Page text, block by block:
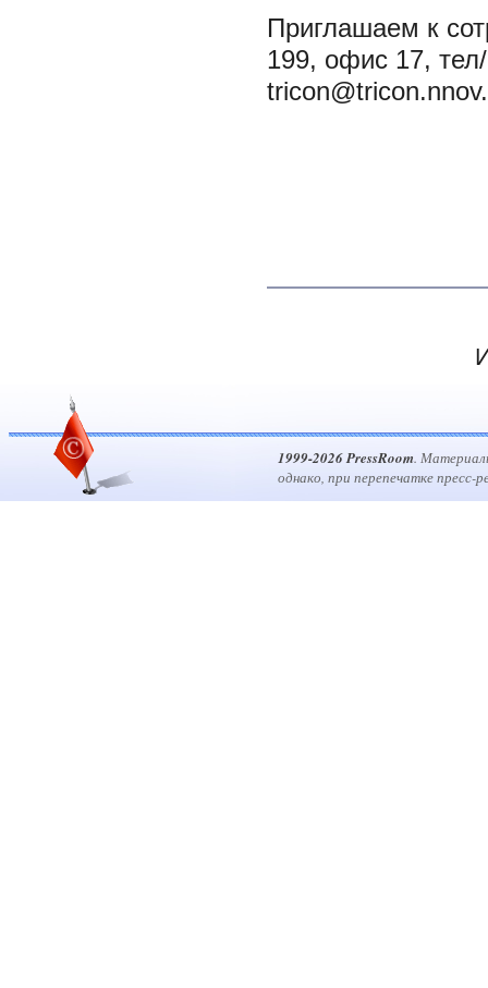
Приглашаем к
199, офис 17,
1999-2026 PressRoom.
однако, при перепечатке пресс-